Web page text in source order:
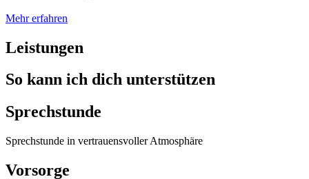
Mehr erfahren
Leistungen
So kann ich dich unterstützen
Sprechstunde
Sprechstunde in vertrauensvoller Atmosphäre
Vorsorge